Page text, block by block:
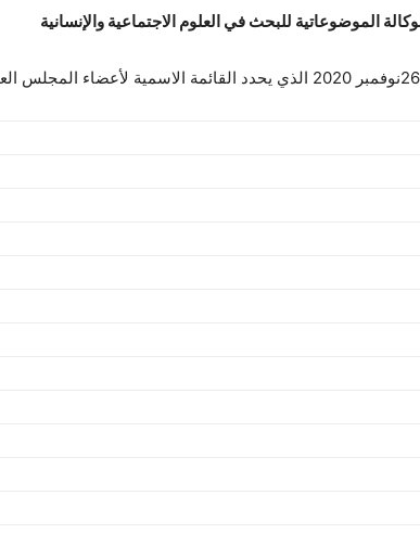
الموضوعاتية للبحث في العلوم الاجتماعية والإنسانية